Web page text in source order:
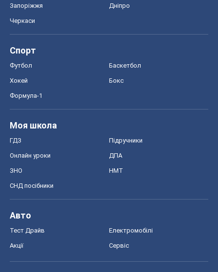
Запоріжжя Дніпро
Черкаси
Спорт
Футбол Баскетбол
Хокей Бокс
Формула-1
Моя школа
ГДЗ Підручники
Онлайн уроки ДПА
ЗНО НМТ
СНД посібники
Авто
Тест Драйв Електромобілі
Акції Сервіс